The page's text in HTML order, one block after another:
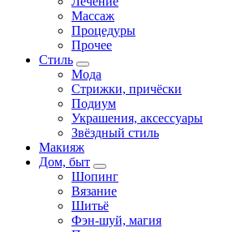
Массаж
Процедуры
Прочее
Стиль
Мода
Стрижки, причёски
Подиум
Украшения, аксессуары
Звёздный стиль
Макияж
Дом, быт
Шопинг
Вязание
Шитьё
Фэн-шуй, магия